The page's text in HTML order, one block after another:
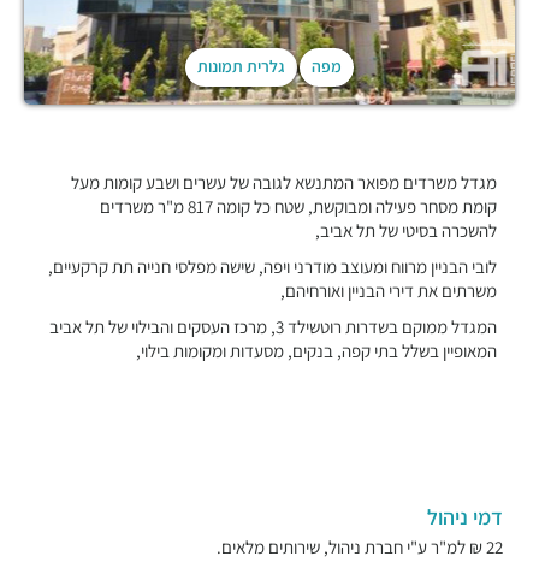
מפה גלרית תמונות
מגדל משרדים מפואר המתנשא לגובה של עשרים ושבע קומות מעל
קומת מסחר פעילה ומבוקשת, שטח כל קומה 817 מ"ר משרדים
להשכרה בסיטי של תל אביב,
לובי הבניין מרווח ומעוצב מודרני ויפה, שישה מפלסי חנייה תת קרקעיים,
משרתים את דירי הבניין ואורחיהם,
המגדל ממוקם בשדרות רוטשילד 3, מרכז העסקים והבילוי של תל אביב
המאופיין בשלל בתי קפה, בנקים, מסעדות ומקומות בילוי,
דמי ניהול
22 ₪ למ"ר ע"י חברת ניהול, שירותים מלאים.